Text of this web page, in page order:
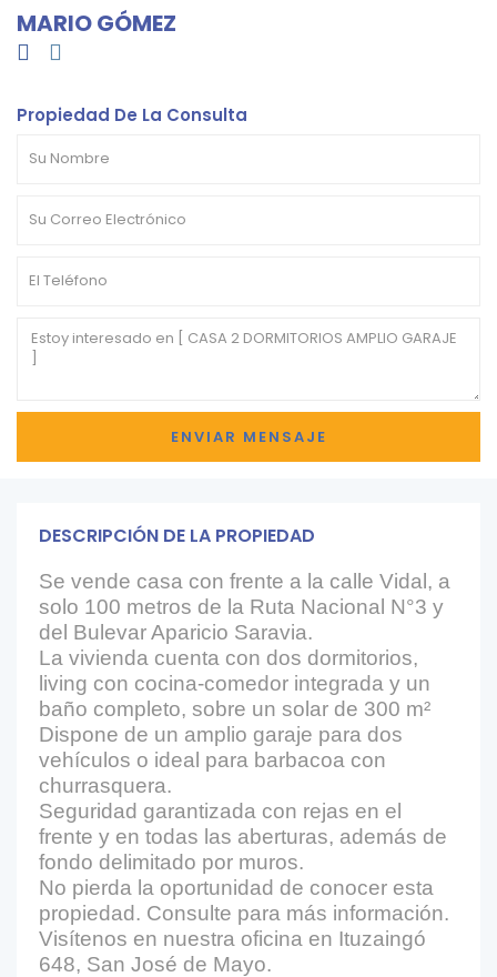
MARIO GÓMEZ
Propiedad De La Consulta
DESCRIPCIÓN DE LA PROPIEDAD
Se vende casa con frente a la calle Vidal, a
solo 100 metros de la Ruta Nacional N°3 y
del Bulevar Aparicio Saravia.
La vivienda cuenta con dos dormitorios,
living con cocina-comedor integrada y un
baño completo, sobre un solar de 300 m²
Dispone de un amplio garaje para dos
vehículos o ideal para barbacoa con
churrasquera.
Seguridad garantizada con rejas en el
frente y en todas las aberturas, además de
fondo delimitado por muros.
No pierda la oportunidad de conocer esta
propiedad. Consulte para más información.
Visítenos en nuestra oficina en Ituzaingó
648, San José de Mayo.